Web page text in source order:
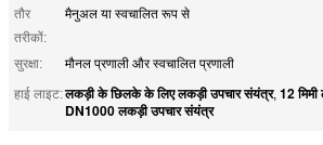
तौर
तरीकों:
मैनुअल या स्वचालित रूप से
सुरक्षा:
मौनल प्रणाली और स्वचालित प्रणाली
हाई लाइट:लकड़ी के छिलके के लिए लकड़ी उपचार संयंत्र, 12
DN1000 लकड़ी उपचार संयंत्र